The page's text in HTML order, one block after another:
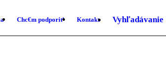
Chc€m podporiť Kontakt Vyhľadávanie